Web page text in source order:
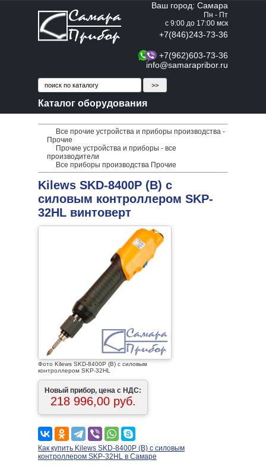
Ваш город: Самара
Пн - Пт
с 9:00 до 17:00 мск
+7(846)243-73-36
+7(962)603-73-36
info@samarapribor.ru
Каталог оборудования
Все прочие устройства и приборы производства -
Прочие
Прочие устройства и приборы - все
производители
Все приборы производства Прочие
Kilews SKD-8400P (B) с
силовым контроллером SKP-
32HL винтоверт
Фото Kilews SKD-8400P (B) с силовым
контроллером SKP-32HL
Новый прибор, цена с НДС:
218 996,00 руб.
Как купить Kilews SKD-8400P (B) с силовым
контроллером SKP-32HL в Самаре